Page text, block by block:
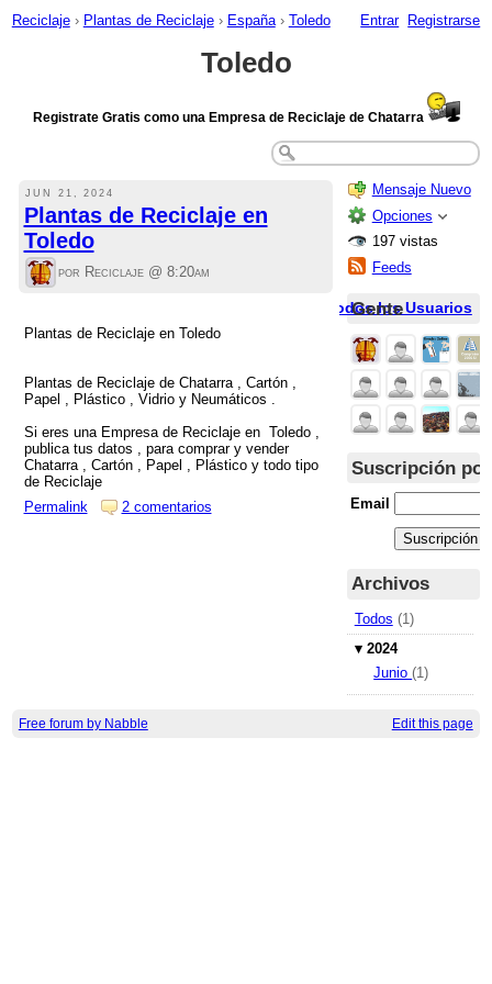
Reciclaje › Plantas de Reciclaje › España › Toledo Entrar Registrarse
Toledo
Registrate Gratis como una Empresa de Reciclaje de Chatarra
JUN 21, 2024
Plantas de Reciclaje en
Toledo
por Reciclaje @ 8:20am
Plantas de Reciclaje en Toledo
Plantas de Reciclaje de Chatarra , Cartón ,
Papel , Plástico , Vidrio y Neumáticos .
Si eres una Empresa de Reciclaje en Toledo ,
publica tus datos , para comprar y vender
Chatarra , Cartón , Papel , Plástico y todo tipo
de Reciclaje
Permalink
2 comentarios
Mensaje Nuevo
Opciones
197 vistas
Feeds
Todos los Usuarios
Gente
Suscripción
Email
Archivos
Todos (1)
▾2024
Junio(1)
Free forum by Nabble Edit this page